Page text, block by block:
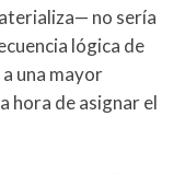
no sería
lógica de
una mayor
hora de asignar el